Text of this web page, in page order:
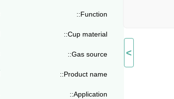
>
Function::
Cup material::
Gas source::
Product name::
Application::